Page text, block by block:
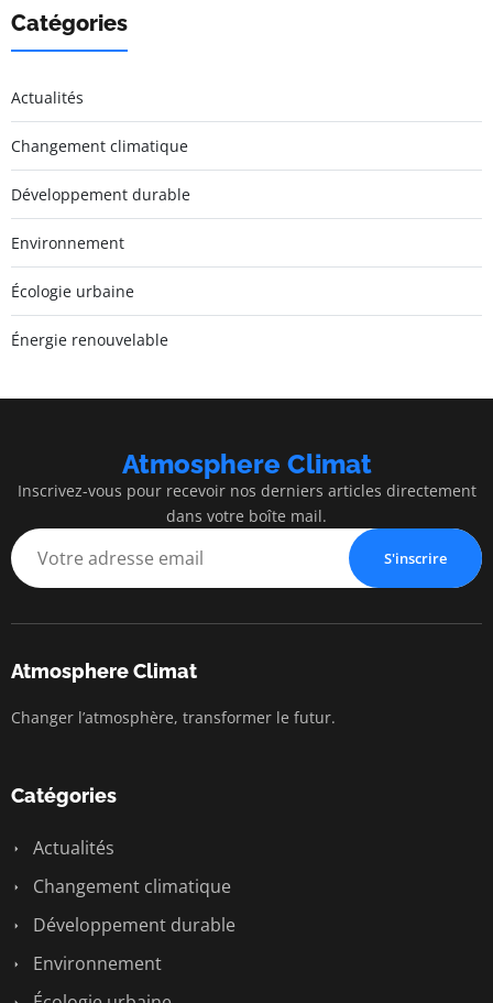
Catégories
Actualités
Changement climatique
Développement durable
Environnement
Écologie urbaine
Énergie renouvelable
Atmosphere Climat
Inscrivez-vous pour recevoir nos derniers articles directement
dans votre boîte mail.
S'inscrire
Atmosphere Climat
Changer l’atmosphère, transformer le futur.
Catégories
Actualités
Changement climatique
Développement durable
Environnement